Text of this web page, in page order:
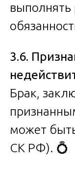
выполнять
3.6.
Брак,
может
СК РФ). 💍